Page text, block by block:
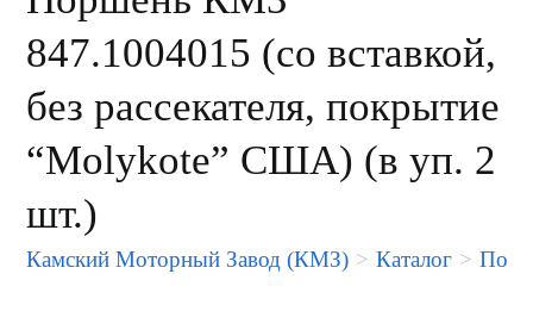
847.1004015 (со вставкой,
без рассекателя, покрытие
“Molykote” США) (в уп. 2
шт.)
Камский Моторный Завод (КМЗ) > Каталог >